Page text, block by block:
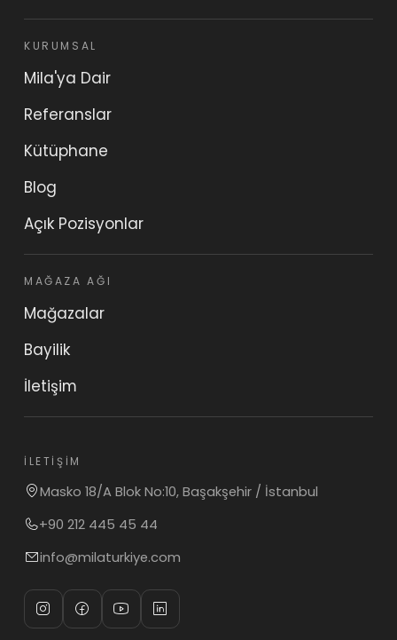
KURUMSAL
Mila'ya Dair
Referanslar
Kütüphane
Blog
Açık Pozisyonlar
MAĞAZA AĞI
Mağazalar
Bayilik
İletişim
İLETIŞIM
Masko 18/A Blok No:10, Başakşehir / İstanbul
+90 212 445 45 44
info@milaturkiye.com